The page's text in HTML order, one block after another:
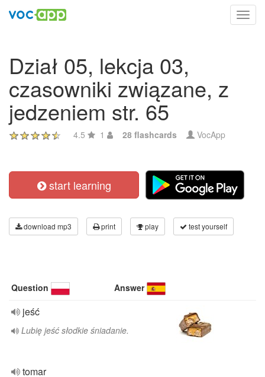
Dział 05, lekcja 03,
czasowniki związane, z
jedzeniem str. 65
4.5 1 28 flashcards VocApp
start learning
download mp3 print play test yourself
Question Answer
jeść
Lubię jeść słodkie śniadanie.
tomar